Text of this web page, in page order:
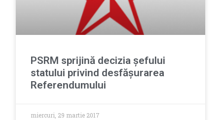
PSRM sprijină decizia şefului
statului privind desfăşurarea
Referendumului
miercuri, 29 martie 2017